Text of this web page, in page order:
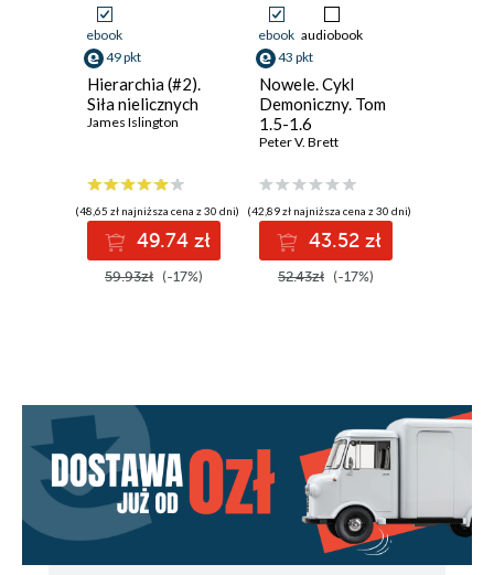
ebook
49 pkt
Hierarchia (#2).
Siła nielicznych
James Islington
(48,65 zł najniższa cena z 30 dni)
49.74 zł
59.93zł (-17%)
ebook audiobook
43 pkt
Nowele. Cykl
Demoniczny. Tom
1.5-1.6
Peter V. Brett
(42,89 zł najniższa cena z 30 dni)
43.52 zł
52.43zł (-17%)